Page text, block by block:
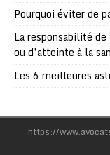
Pourquoi éviter de
La responsabilité
ou d’atteinte à la
Les 6 meilleures
https://